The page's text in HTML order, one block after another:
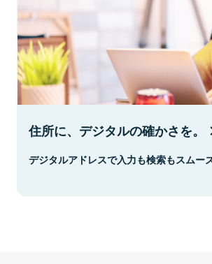
住所に、デジタルの確かさを。
デジタルアドレスで入力も検索もスムーズ